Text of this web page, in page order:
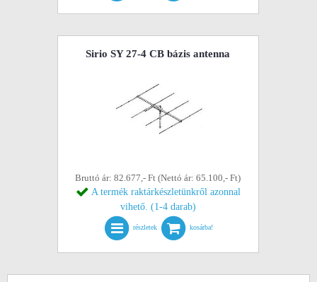
Sirio SY 27-4 CB bázis antenna
Bruttó ár: 82.677,- Ft (Nettó ár: 65.100,- Ft)
A termék raktárkészletünkről azonnal
vihető. (1-4 darab)
részletek kosárba!